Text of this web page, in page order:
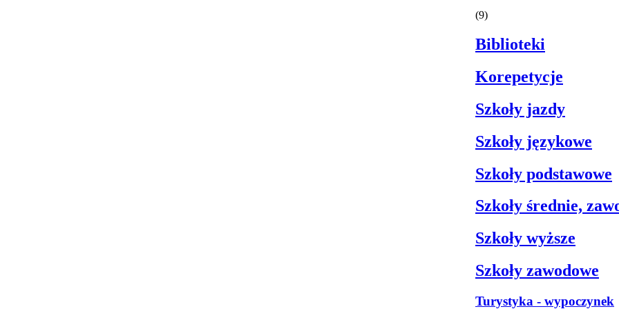
(9)
Biblioteki
Korepetycje
Szkoły jazdy
Szkoły językowe
Szkoły podstawowe
Szkoły średnie,
Szkoły wyższe
Szkoły zawodowe
Turystyka - wypoczynek